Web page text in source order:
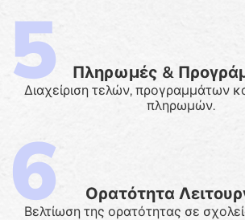
Πληρωμές &
Διαχείριση τελών, προγραμμάτων
πληρωμών.
Ορατότητα
Βελτίωση της ορατότητας σε